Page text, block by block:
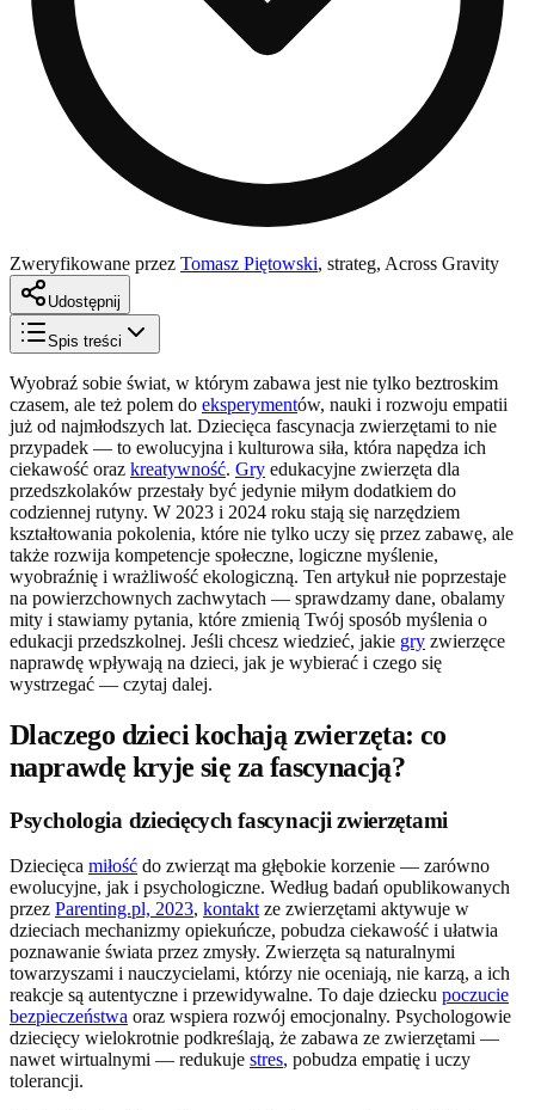
Zweryfikowane przez Tomasz Piętowski, strateg, Across Gravity
Udostępnij
Spis treści
Wyobraź sobie świat, w którym zabawa jest nie tylko beztroskim
czasem, ale też polem do eksperymentów, nauki i rozwoju empatii
już od najmłodszych lat. Dziecięca fascynacja zwierzętami to nie
przypadek — to ewolucyjna i kulturowa siła, która napędza ich
ciekawość oraz kreatywność. Gry edukacyjne zwierzęta dla
przedszkolaków przestały być jedynie miłym dodatkiem do
codziennej rutyny. W 2023 i 2024 roku stają się narzędziem
kształtowania pokolenia, które nie tylko uczy się przez zabawę, ale
także rozwija kompetencje społeczne, logiczne myślenie,
wyobraźnię i wrażliwość ekologiczną. Ten artykuł nie poprzestaje
na powierzchownych zachwytach — sprawdzamy dane, obalamy
mity i stawiamy pytania, które zmienią Twój sposób myślenia o
edukacji przedszkolnej. Jeśli chcesz wiedzieć, jakie gry zwierzęce
naprawdę wpływają na dzieci, jak je wybierać i czego się
wystrzegać — czytaj dalej.
Dlaczego dzieci kochają zwierzęta: co
naprawdę kryje się za fascynacją?
Psychologia dziecięcych fascynacji zwierzętami
Dziecięca miłość do zwierząt ma głębokie korzenie — zarówno
ewolucyjne, jak i psychologiczne. Według badań opublikowanych
przez Parenting.pl, 2023, kontakt ze zwierzętami aktywuje w
dzieciach mechanizmy opiekuńcze, pobudza ciekawość i ułatwia
poznawanie świata przez zmysły. Zwierzęta są naturalnymi
towarzyszami i nauczycielami, którzy nie oceniają, nie karzą, a ich
reakcje są autentyczne i przewidywalne. To daje dziecku poczucie
bezpieczeństwa oraz wspiera rozwój emocjonalny. Psychologowie
dziecięcy wielokrotnie podkreślają, że zabawa ze zwierzętami —
nawet wirtualnymi — redukuje stres, pobudza empatię i uczy
tolerancji.